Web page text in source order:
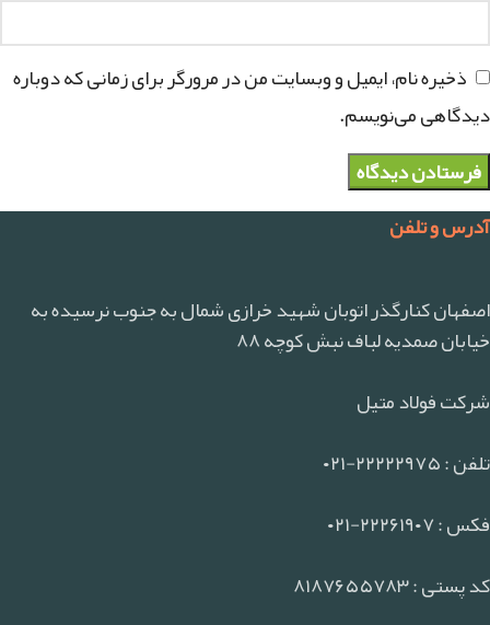
ذخیره نام، ایمیل و وبسایت من در مرورگر برای زمانی که دوباره
دیدگاهی می‌نویسم.
آدرس و تلفن
اصفهان کنارگذر اتوبان شهید خرازی شمال به جنوب نرسیده به
خیابان صمدیه لباف نبش کوچه ۸۸
شرکت فولاد متیل
تلفن : ۲۲۲۲۲۹۷۵-۰۲۱
فکس : ۲۲۲۶۱۹۰۷-۰۲۱
کد پستی : ۸۱۸۷۶۵۵۷۸۳